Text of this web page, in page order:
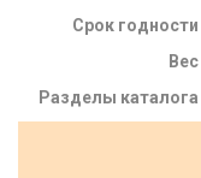
Срок годности
Вес
Разделы каталога